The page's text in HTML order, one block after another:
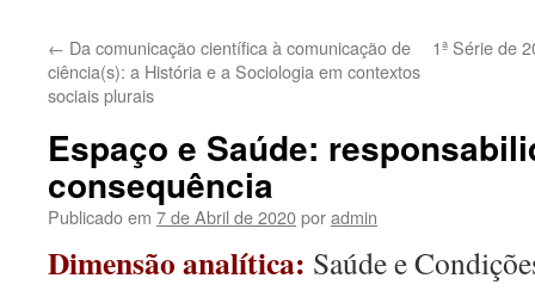
para
conteúdo
← Da comunicação científica à comunicação de
ciência(s): a História e a Sociologia em contextos
sociais plurais
1ª Série de
Espaço e Saúde:
consequência
Publicado em 7 de Abril de 2020poradmin
Dimensão analítica: Saúde e